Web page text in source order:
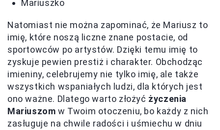
Mariuszko
Natomiast nie można zapominać, że Mariusz to
imię, które noszą liczne znane postacie, od
sportowców po artystów. Dzięki temu imię to
zyskuje pewien prestiż i charakter. Obchodząc
imieniny, celebrujemy nie tylko imię, ale także
wszystkich wspaniałych ludzi, dla których jest
ono ważne. Dlatego warto złożyć życzenia
Mariuszom w Twoim otoczeniu, bo każdy z nich
zasługuje na chwile radości i uśmiechu w dniu